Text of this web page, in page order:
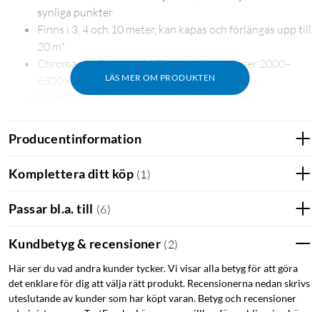
LÄS MER OM PRODUKTEN
synliga punkter
Finns i 3, 4 och 10 meter, kan kapas och förlängas upp till
20 m*
Chromasync™ ger exakt färg och vita nyanser 2000–
6500 K
Enkel montering med självhäftande baksida
röstassistenter
Indirekt ljus som formar rummet
bänkskivor eller längs väggpaneler. Den transparenta hylsan
sprider ljuset jämnt och mjukt utan bländning eller synliga
dioder – perfekt för modern inredning där ljuset ska märkas
men inte armaturen.
Producentinformation
Komplettera ditt köp (1 )
Passar bl.a. till (6)
Kundbetyg & recensioner (2)
Här ser du vad andra kunder tycker. Vi visar alla betyg för att göra
det enklare för dig att välja rätt produkt. Recensionerna nedan skrivs
uteslutande av kunder som har köpt varan. Betyg och recensioner